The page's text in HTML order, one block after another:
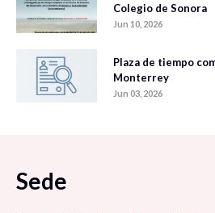
Colegio de Sonora
Jun 10, 2026
Plaza de tiempo
Monterrey
Jun 03, 2026
Sede